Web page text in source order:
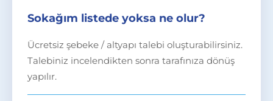
Sokağım listede yoksa ne olur?
Ücretsiz şebeke / altyapı talebi oluşturabilirsiniz.
Talebiniz incelendikten sonra tarafınıza dönüş
yapılır.